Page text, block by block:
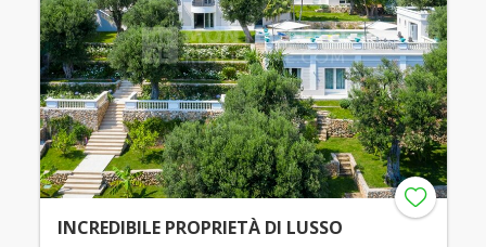
INCREDIBILE PROPRIETÀ DI LUSSO